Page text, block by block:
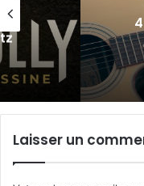
sur-
Laisser un